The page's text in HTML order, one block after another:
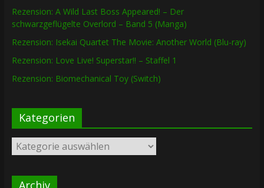
Rezension: A Wild Last Boss Appeared! – Der
schwarzgeflügelte Overlord – Band 5 (Manga)
Rezension: Isekai Quartet The Movie: Another World (Blu-ray)
Rezension: Love Live! Superstar!! – Staffel 1
Rezension: Biomechanical Toy (Switch)
Kategorien
Kategorien
Archiv